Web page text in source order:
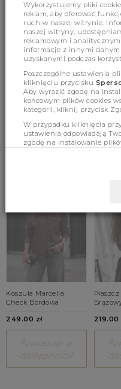
Cechy produktu
Wymiary
BESTSELLERY
Koszula Marcella
Check Bordowa
249.00 zł
Powiadom o
dostępności!
219.00
Wykorzystujemy pliki
reklam, aby oferować
ruch w naszej witrynie.
naszej witryny,
reklamowym i
informacje z innymi
uzyskanymi podczas
Poszczególne ustawienia
kliknięciu przycisku
Aby wyrazić zgodę na
końcowym plików cookies
kategorii, kliknij przycisk
W przypadku kliknięcia
ustawienia odpowiadają
zgodę na instalowanie